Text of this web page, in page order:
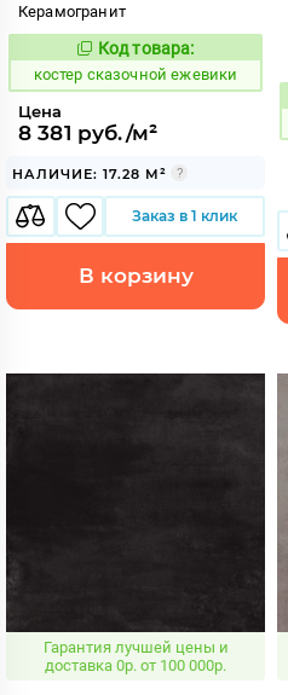
Керамогранит
807899
Код товара:
костер сказочной ежевики
Цена
8 381 руб./м²
НАЛИЧИЕ: 17.28 М²
Заказ в 1 клик
В корзину
Гарантия лучшей цены и
доставка 0р. от 100 000р.